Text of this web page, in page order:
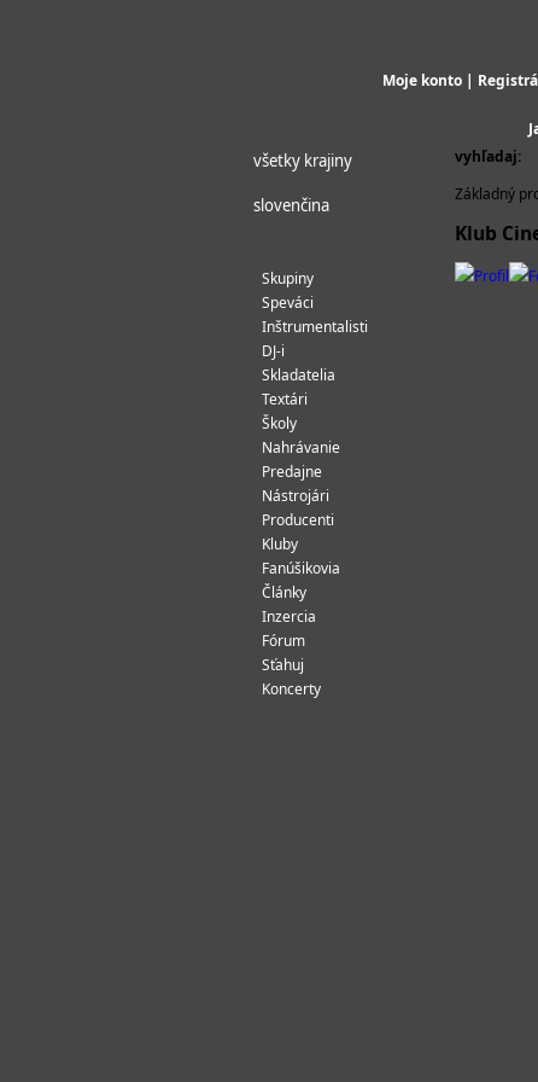
Moje konto |
vyhľadaj:
všetky krajiny
slovenčina
Skupiny
Speváci
Inštrumentalisti
DJ-i
Skladatelia
Textári
Školy
Nahrávanie
Predajne
Nástrojári
Producenti
Kluby
Fanúšikovia
Články
Inzercia
Fórum
Sťahuj
Koncerty
Základný
Klub
Profil